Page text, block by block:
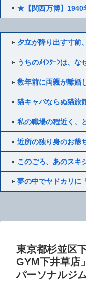
★【関西万博】1940
夕立が降り出す寸前
うちのﾒｲﾝｸｰﾝは、な
数年前に両親が離婚
猫キャバならぬ猫旅
私の職場の程近く、
近所の独り身のお爺
このごろ、あのスキ
夢の中でヤドカリに
東京都杉並区
GYM下井草店
パーソナルジ